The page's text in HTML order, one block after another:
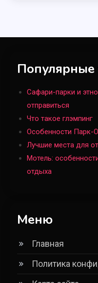
Что
1
Популярные
Сафари-парки и
отправиться
Что такое глэмпинг
Особенности Парк-
Лучшие места для
Мотель:
отдыха
Меню
Главная
Политика